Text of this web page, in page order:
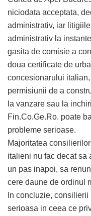
niciodata acceptata,
administrativ, iar
administrativ la
gasita de comisie a
doua certificate de
concesionarului
permisiunii de a
la vanzare sau la
Fin.Co.Ge.Ro. poate
probleme serioase.
Majoritatea
italieni nu fac decat sa
un pas inapoi, sa
cere daune de ordinul
In concluzie,
serioasa in ceea ce